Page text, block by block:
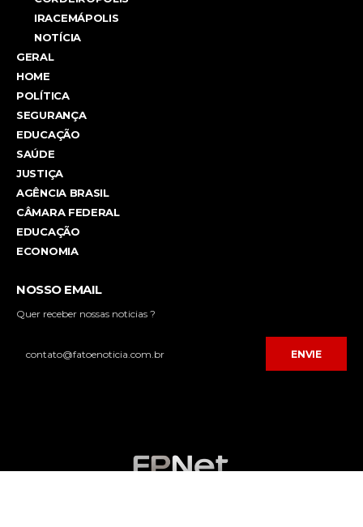
IRACEMÁPOLIS
NOTÍCIA
GERAL
HOME
POLÍTICA
SEGURANÇA
EDUCAÇÃO
SAÚDE
JUSTIÇA
AGÊNCIA BRASIL
CÂMARA FEDERAL
EDUCAÇÃO
ECONOMIA
NOSSO EMAIL
Quer receber nossas noticias ?
ENVIE